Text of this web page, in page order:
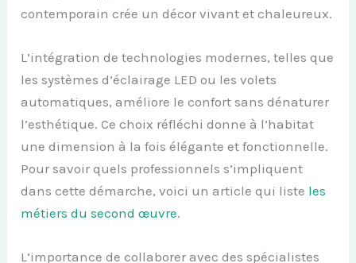
contemporain crée un décor vivant et chaleureux.
L’intégration de technologies modernes, telles que
les systèmes d’éclairage LED ou les volets
automatiques, améliore le confort sans dénaturer
l’esthétique. Ce choix réfléchi donne à l’habitat
une dimension à la fois élégante et fonctionnelle.
Pour savoir quels professionnels s’impliquent
dans cette démarche, voici un article qui liste les
métiers du second œuvre.
L’importance de collaborer avec des spécialistes